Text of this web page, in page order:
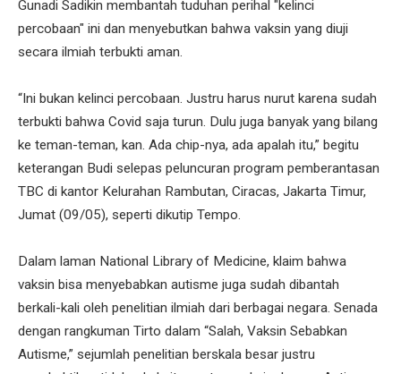
Gunadi Sadikin membantah tuduhan perihal "kelinci
percobaan" ini dan menyebutkan bahwa vaksin yang diuji
secara ilmiah terbukti aman.
“Ini bukan kelinci percobaan. Justru harus nurut karena sudah
terbukti bahwa Covid saja turun. Dulu juga banyak yang bilang
ke teman-teman, kan. Ada chip-nya, ada apalah itu,” begitu
keterangan Budi selepas peluncuran program pemberantasan
TBC di kantor Kelurahan Rambutan, Ciracas, Jakarta Timur,
Jumat (09/05), seperti dikutip Tempo.
Dalam laman National Library of Medicine, klaim bahwa
vaksin bisa menyebabkan autisme juga sudah dibantah
berkali-kali oleh penelitian ilmiah dari berbagai negara. Senada
dengan rangkuman Tirto dalam “Salah, Vaksin Sebabkan
Autisme,” sejumlah penelitian berskala besar justru